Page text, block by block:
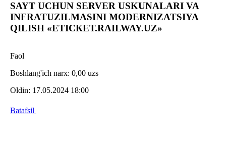
SAYT UCHUN SERVER USKUNALARI VA
INFRATUZILMASINI MODERNIZATSIYA
QILISH «ЕTIСКЕТ.RAILWAY.UZ»
Faol
Boshlang'ich narx: 0,00 uzs
Oldin: 17.05.2024 18:00
Batafsil